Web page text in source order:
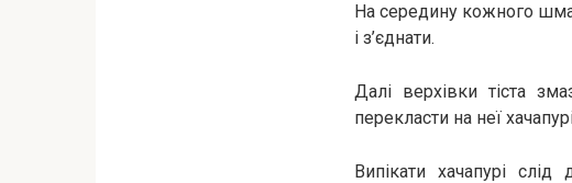
На середину кожного
і з’єднати.
Далі верхівки тіста
перекласти на неї
Випікати хачапурі